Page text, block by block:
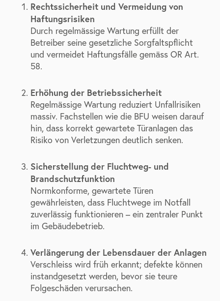
Rechtssicherheit und Vermeidung von
Haftungsrisiken
Durch regelmässige Wartung erfüllt der
Betreiber seine gesetzliche Sorgfaltspflicht
und vermeidet Haftungsfälle gemäss OR Art.
58.
Erhöhung der Betriebssicherheit
Regelmässige Wartung reduziert Unfallrisiken
massiv. Fachstellen wie die BFU weisen darauf
hin, dass korrekt gewartete Türanlagen das
Risiko von Verletzungen deutlich senken.
Sicherstellung der Fluchtweg- und
Brandschutzfunktion
Normkonforme, gewartete Türen
gewährleisten, dass Fluchtwege im Notfall
zuverlässig funktionieren – ein zentraler Punkt
im Gebäudebetrieb.
Verlängerung der Lebensdauer der Anlagen
Verschleiss wird früh erkannt; defekte können
instandgesetzt werden, bevor sie teure
Folgeschäden verursachen.